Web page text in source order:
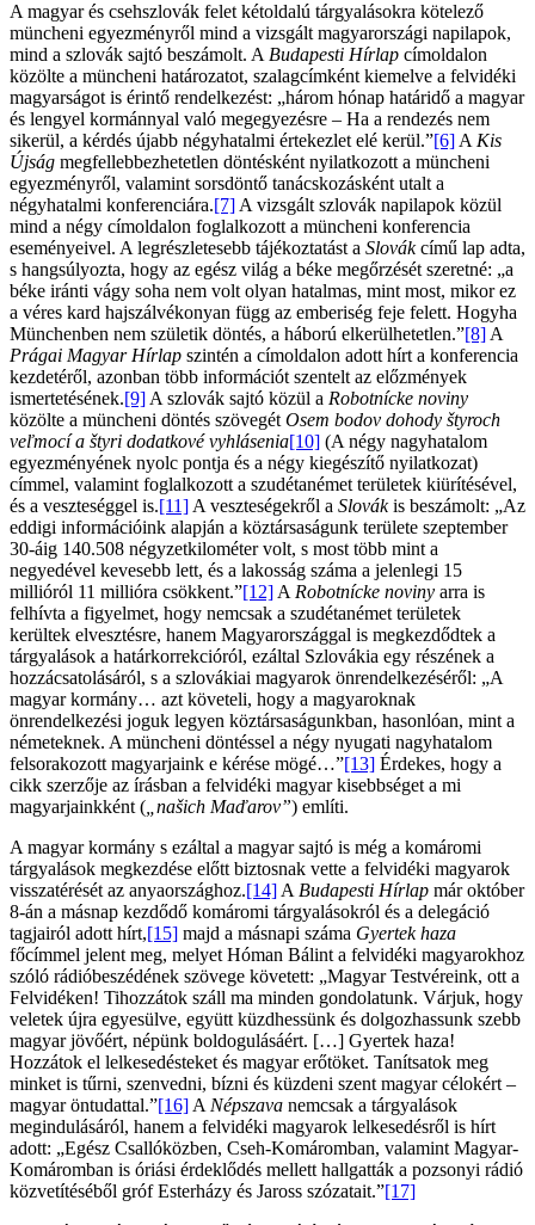
A magyar és csehszlovák felet kétoldalú tárgyalásokra kötelező
müncheni egyezményről mind a vizsgált magyarországi napilapok,
mind a szlovák sajtó beszámolt. A Budapesti Hírlap címoldalon
közölte a müncheni határozatot, szalagcímként kiemelve a felvidéki
magyarságot is érintő rendelkezést: „három hónap határidő a magyar
és lengyel kormánnyal való megegyezésre – Ha a rendezés nem
sikerül, a kérdés újabb négyhatalmi értekezlet elé kerül.”[6] A Kis
Újság megfellebbezhetetlen döntésként nyilatkozott a müncheni
egyezményről, valamint sorsdöntő tanácskozásként utalt a
négyhatalmi konferenciára.[7] A vizsgált szlovák napilapok közül
mind a négy címoldalon foglalkozott a müncheni konferencia
eseményeivel. A legrészletesebb tájékoztatást a Slovákcímű lap adta,
s hangsúlyozta, hogy az egész világ a béke megőrzését szeretné: „a
béke iránti vágy soha nem volt olyan hatalmas, mint most, mikor ez
a véres kard hajszálvékonyan függ az emberiség feje felett. Hogyha
Münchenben nem születik döntés, a háború elkerülhetetlen.”[8] A
Prágai Magyar Hírlap szintén a címoldalon adott hírt a konferencia
kezdetéről, azonban több információt szentelt az előzmények
ismertetésének.[9] A szlovák sajtó közül a Robotnícke noviny
közölte a müncheni döntés szövegét Osem bodov dohody štyroch
veľmocí a štyri dodatkové vyhlásenia[10] (A négy nagyhatalom
egyezményének nyolc pontja és a négy kiegészítő nyilatkozat)
címmel, valamint foglalkozott a szudétanémet területek kiürítésével,
és a veszteséggel is.[11] A veszteségekről a Slovákis beszámolt: „Az
eddigi információink alapján a köztársaságunk területe szeptember
30-áig 140.508 négyzetkilométer volt, s most több mint a
negyedével kevesebb lett, és a lakosság száma a jelenlegi 15
millióról 11 millióra csökkent.”[12] A Robotnícke noviny arra is
felhívta a figyelmet, hogy nemcsak a szudétanémet területek
kerültek elvesztésre, hanem Magyarországgal is megkezdődtek a
tárgyalások a határkorrekcióról, ezáltal Szlovákia egy részének a
hozzácsatolásáról, s a szlovákiai magyarok önrendelkezéséről: „A
magyar kormány… azt követeli, hogy a magyaroknak
önrendelkezési joguk legyen köztársaságunkban, hasonlóan, mint a
németeknek. A müncheni döntéssel a négy nyugati nagyhatalom
felsorakozott magyarjaink e kérése mögé…”[13] Érdekes, hogy a
cikk szerzője az írásban a felvidéki magyar kisebbséget a mi
magyarjainkként ( „našich Maďarov”) említi.
A magyar kormány s ezáltal a magyar sajtó is még a komáromi
tárgyalások megkezdése előtt biztosnak vette a felvidéki magyarok
visszatérését az anyaországhoz.[14] A Budapesti Hírlap már október
8-án a másnap kezdődő komáromi tárgyalásokról és a delegáció
tagjairól adott hírt,[15] majd a másnapi száma Gyertek haza
főcímmel jelent meg, melyet Hóman Bálint a felvidéki magyarokhoz
szóló rádióbeszédének szövege követett: „Magyar Testvéreink, ott a
Felvidéken! Tihozzátok száll ma minden gondolatunk. Várjuk, hogy
veletek újra egyesülve, együtt küzdhessünk és dolgozhassunk szebb
magyar jövőért, népünk boldogulásáért. […] Gyertek haza!
Hozzátok el lelkesedésteket és magyar erőtöket. Tanítsatok meg
minket is tűrni, szenvedni, bízni és küzdeni szent magyar célokért –
magyar öntudattal.”[16] A Népszava nemcsak a tárgyalások
megindulásáról, hanem a felvidéki magyarok lelkesedésről is hírt
adott: „Egész Csallóközben, Cseh-Komáromban, valamint Magyar-
Komáromban is óriási érdeklődés mellett hallgatták a pozsonyi rádió
közvetítéséből gróf Esterházy és Jaross szózatait.”[17]